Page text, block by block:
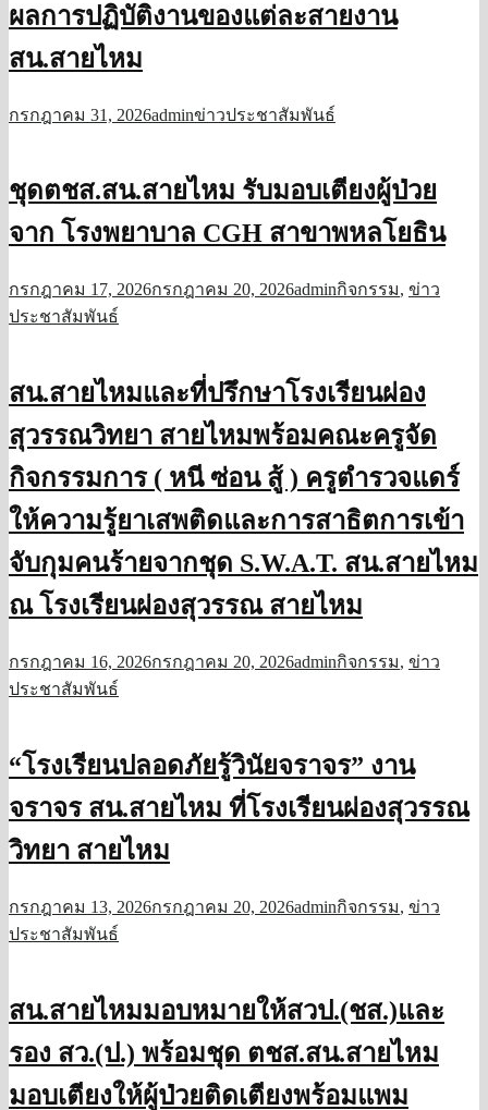
ผลการปฏิบัติงานของแต่ละสายงาน
สน.สายไหม
กรกฎาคม 31, 2026adminข่าวประชาสัมพันธ์
ชุดตชส.สน.สายไหม รับมอบเตียงผู้ป่วย
จาก โรงพยาบาล CGH สาขาพหลโยธิน
กรกฎาคม 17, 2026กรกฎาคม 20, 2026adminกิจกรรม, ข่าว
ประชาสัมพันธ์
สน.สายไหมและที่ปรึกษาโรงเรียนผ่อง
สุวรรณวิทยา สายไหมพร้อมคณะครูจัด
กิจกรรมการ ( หนี ซ่อน สู้ ) ครูตำรวจแดร์
ให้ความรู้ยาเสพติดและการสาธิตการเข้า
จับกุมคนร้ายจากชุด S.W.A.​T.​ สน.สายไหม
ณ โรงเรียนผ่องสุวรรณ สายไหม
กรกฎาคม 16, 2026กรกฎาคม 20, 2026adminกิจกรรม, ข่าว
ประชาสัมพันธ์
“โรงเรียนปลอดภัยรู้วินัยจราจร” งาน
จราจร สน.สายไหม ที่โรงเรียนผ่องสุวรรณ
วิทยา สายไหม
กรกฎาคม 13, 2026กรกฎาคม 20, 2026adminกิจกรรม, ข่าว
ประชาสัมพันธ์
สน.สายไหมมอบหมายให้สวป.(ชส.)และ
รอง สว.(ป.) พร้อมชุด ตชส.สน.สายไหม
มอบเตียงให้ผู้ป่วยติดเตียงพร้อมแพม